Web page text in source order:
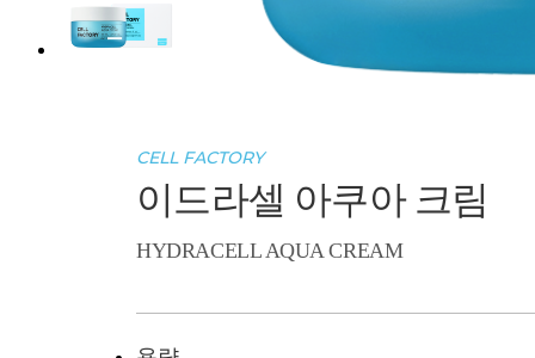
CELL FACTORY
이드라셀 아쿠아 크림
HYDRACELL AQUA CREAM